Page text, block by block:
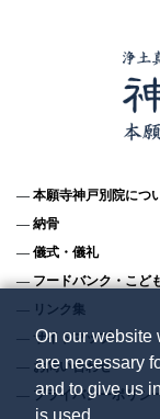
本願寺神戸別院につ
納骨
儀式・儀礼
フードバンク・こど
リンク集
サイトマップ
お問い合わせ
プライバシーポリシ
On our website
are necessary
and to give us
is used.